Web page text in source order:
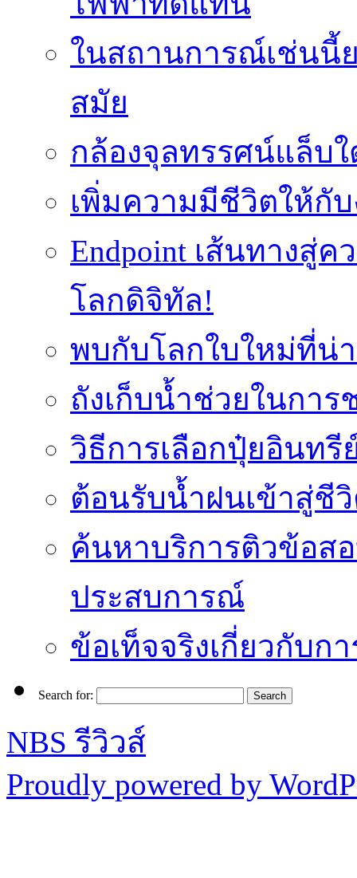
ในสถานการณ์เช่นนี้
สมัย
กล้องจุลทรรศน์แล็บ
เพิ่มความมีชีวิตให้กับ
Endpoint เส้นทางสู่
โลกดิจิทัล!
พบกับโลกใบใหม่ที่น่
ถังเก็บน้ำช่วยในกา
วิธีการเลือกปุ๋ยอินทรี
ต้อนรับน้ำฝนเข้าสู่ชี
ค้นหาบริการติวข้อส
ประสบการณ์
ข้อเท็จจริงเกี่ยวกับก
Search for:
NBS รีวิวส์
Proudly powered by